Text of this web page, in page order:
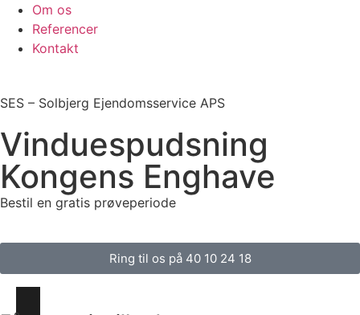
Om os
Referencer
Kontakt
SES – Solbjerg Ejendomsservice APS
Vinduespudsning
Kongens Enghave
Bestil en gratis prøveperiode
Ring til os på 40 10 24 18